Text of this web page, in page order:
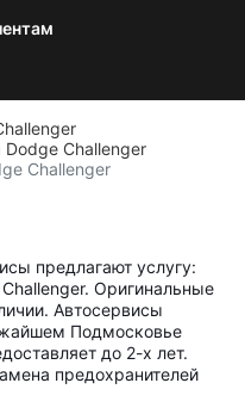
Dodge Challenger
Challenger
предлагают услугу:
Оригинальные
Автосервисы
Подмосковье
до 2-х лет.
предохранителей